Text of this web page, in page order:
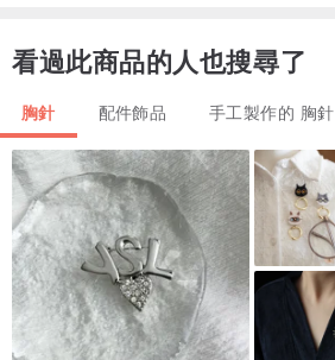
看過此商品的人也搜尋了
胸針 配件飾品 手工製作的 胸針